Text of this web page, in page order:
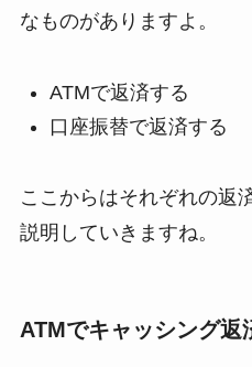
なものがありますよ。
ATMで返済する
口座振替で返済する
ここからはそれぞれの返
説明していきますね。
ATMでキャッシング返